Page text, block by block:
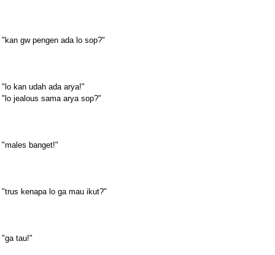
"kan gw pengen ada lo sop?"
"lo kan udah ada arya!"
"lo jealous sama arya sop?"
"males banget!"
"trus kenapa lo ga mau ikut?"
"ga tau!"